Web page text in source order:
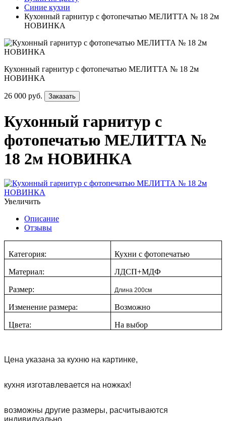
Синие кухни
Кухонный гарнитур с фотопечатью МЕЛИТТА № 18 2м
НОВИНКА
Кухонный гарнитур с фотопечатью МЕЛИТТА № 18 2м
НОВИНКА
26 000 руб. Заказать
Кухонный гарнитур с
фотопечатью МЕЛИТТА №
18 2м НОВИНКА
Увеличить
Описание
Отзывы
Категория: Кухни с фотопечатью
Материал: ЛДСП+МДФ
Размер: Длина 200см
Изменение размера: Возможно
Цвета: На выбор
Цена указана за кухню на картинке,
кухня изготавлевается на ножках!
возможны другие размеры, расчитываются